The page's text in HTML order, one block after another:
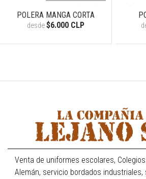
POLERA MANGA CORTA
desde$6.000 CLP
Venta de uniformes escolares,
Alemán, servicio bordados